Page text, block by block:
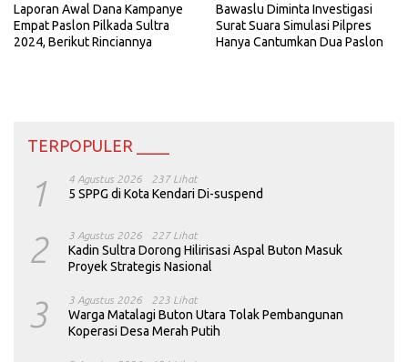
Laporan Awal Dana Kampanye
Empat Paslon Pilkada Sultra
2024, Berikut Rinciannya
Bawaslu Diminta Investigasi
Surat Suara Simulasi Pilpres
Hanya Cantumkan Dua Paslon
TERPOPULER ____
1 4 Agustus 2026 237 Lihat
5 SPPG di Kota Kendari Di-suspend
2 3 Agustus 2026 227 Lihat
Kadin Sultra Dorong Hilirisasi Aspal Buton Masuk
Proyek Strategis Nasional
3 3 Agustus 2026 223 Lihat
Warga Matalagi Buton Utara Tolak Pembangunan
Koperasi Desa Merah Putih